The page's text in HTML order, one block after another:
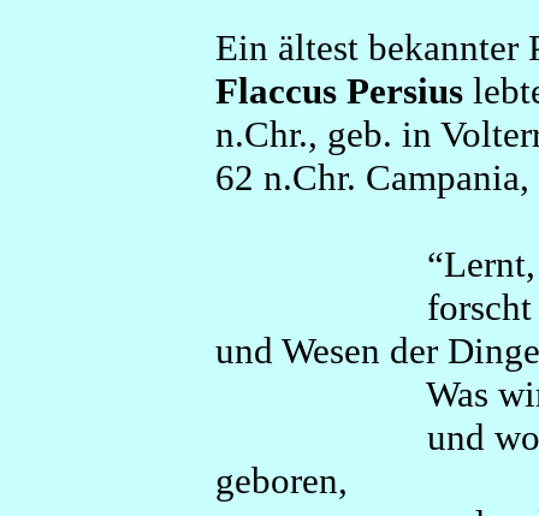
Ein ältest bekannter
Flaccus Persius
n.Chr., geb. in
62 n.Chr.
“Lernt,
forscht nach
und Wesen der
Was wir
und wozu
geboren,